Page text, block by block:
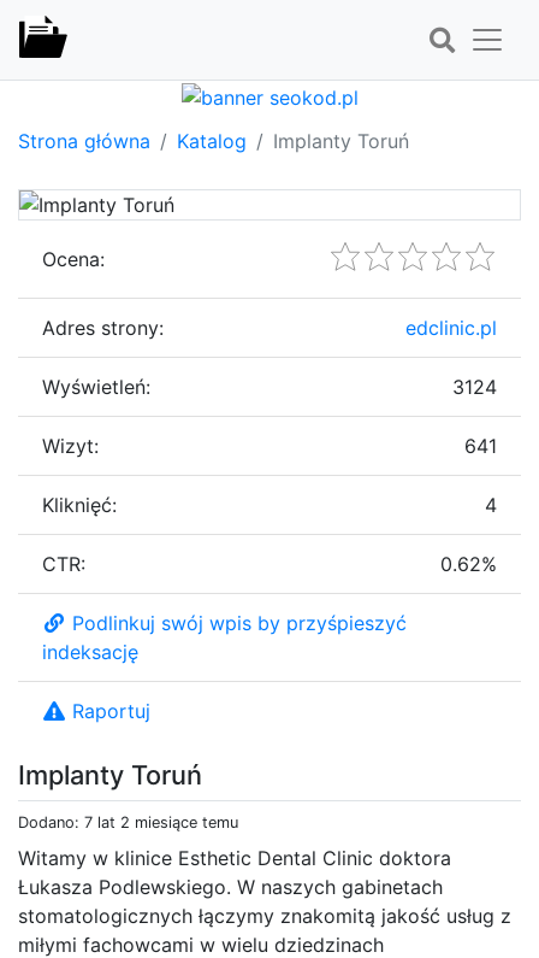
Strona główna Katalog Implanty Toruń
Implanty Toruń
Dodano: 7 lat 2 miesiące temu
Witamy w klinice Esthetic Dental Clinic doktora
Łukasza Podlewskiego. W naszych gabinetach
stomatologicznych łączymy znakomitą jakość usług z
miłymi fachowcami w wielu dziedzinach
Ocena:
Adres strony: edclinic.pl
Wyświetleń: 3124
Wizyt: 641
Kliknięć: 4
CTR: 0.62%
Podlinkuj swój wpis by przyśpieszyć
indeksację
Raportuj